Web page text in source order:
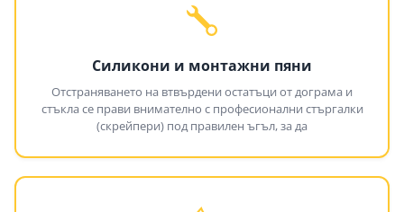
Силикони и монтажни пяни
Отстраняването на втвърдени остатъци от дограма и
стъкла се прави внимателно с професионални стъргалки
(скрейпери) под правилен ъгъл, за да